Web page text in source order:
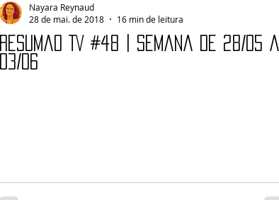
Resumão TV #48 | Semana de 28/05 a
03/06
Nayara Reynaud
28 de mai. de 2018
16 min de leitura